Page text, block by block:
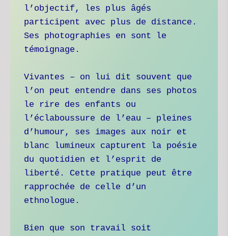
l’objectif, les plus âgés
participent avec plus de distance.
Ses photographies en sont le
témoignage.
Vivantes – on lui dit souvent que
l’on peut entendre dans ses photos
le rire des enfants ou
l’éclaboussure de l’eau – pleines
d’humour, ses images aux noir et
blanc lumineux capturent la poésie
du quotidien et l’esprit de
liberté. Cette pratique peut être
rapprochée de celle d’un
ethnologue.
Bien que son travail soit